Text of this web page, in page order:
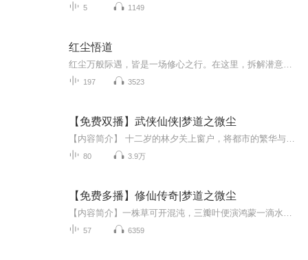
5 1149
红尘悟道
197 3523
【免费双播】武侠仙侠|梦道之微尘
80 3.9万
【免费多播】修仙传奇|梦道之微尘
57 6359